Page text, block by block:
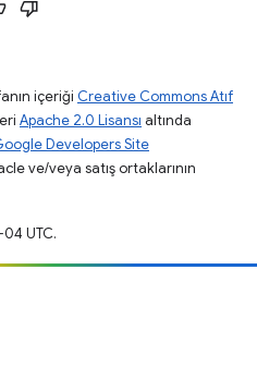
içeriği Creative Commons Atıf
Apache 2.0 Lisansı altında
Developers Site
ve/veya satış ortaklarının
UTC.